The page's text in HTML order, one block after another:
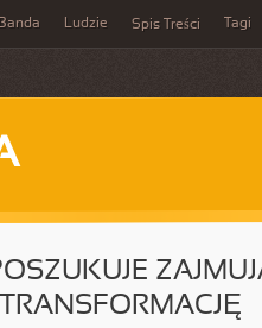
Banda Ludzie Spis Treści Tagi